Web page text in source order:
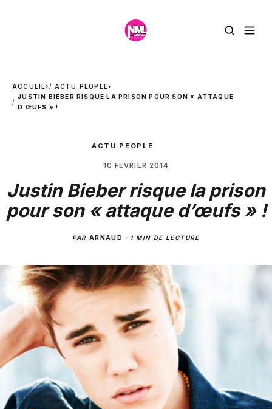
ACCUEIL› ACTU PEOPLE›
JUSTIN BIEBER RISQUE LA PRISON POUR SON « ATTAQUE
D’ŒUFS » !
ACTU PEOPLE
10 FÉVRIER 2014
Justin Bieber risque la prison
pour son « attaque d’œufs » !
PAR ARNAUD · 1 MIN DE LECTURE